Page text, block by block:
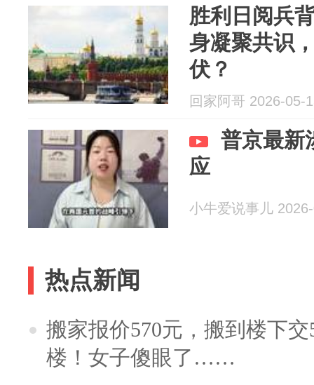
胜利日阅兵
身凝聚共识
伏？
回家阿哥 2026-05-
普京最新
应
小牛爱说事儿
热点新闻
搬家报价570元，搬到楼下
楼！女子傻眼了……